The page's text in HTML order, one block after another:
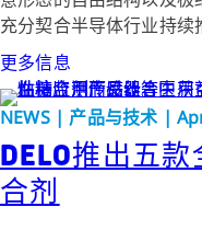
充分契合半导体行业持续
更多信息
NEWS | 产品与技术 |
DELO推出五
合剂